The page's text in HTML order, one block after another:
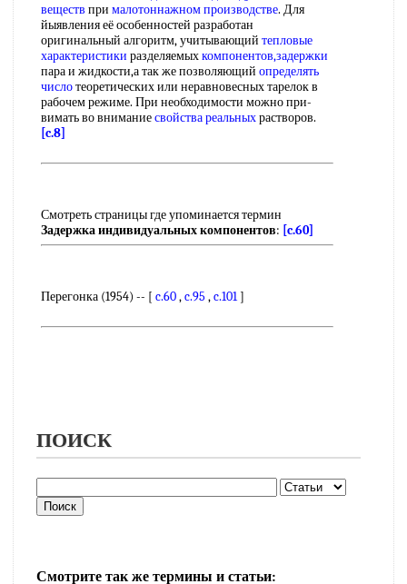
веществ при малотоннажном производстве. Для
йыявления её особенностей разработан
оригинальный алгоритм, учитывающий тепловые
характеристики разделяемыхкомпонентов,задержки
пара и жидкости,а так же позволяющий определять
числотеоретических или неравновесных тарелок в
рабочем режиме. При необходимости можно при-
вимать во вниманиесвойства реальныхрастворов.
[c.8]
Смотреть страницы где упоминается термин
Задержка индивидуальных компонентов: [c.60]
Перегонка (1954) -- [ c.60,c.95 ,c.101]
ПОИСК
Смотрите так же термины и статьи: